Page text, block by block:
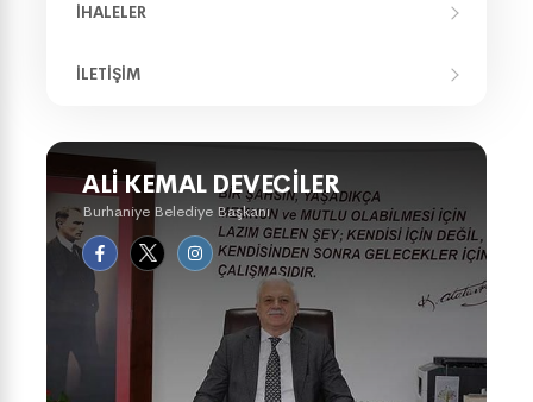
İHALELER
İLETIŞIM
ALI KEMAL DEVECILER
Burhaniye Belediye Başkanı